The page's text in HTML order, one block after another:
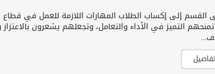
إلى إكساب الطلاب المهارات اللازمة للعمل في قطاع
التميز في الأداء والتعامل، وتجعلهم يشعرون بالاعتزاز